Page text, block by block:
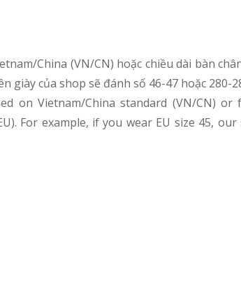
China (VN/CN) hoặc chiều dài bàn
giày của shop sẽ đánh số 46-47 hoặc 280-
on Vietnam/China standard (VN/CN)
For example, if you wear EU size 45,